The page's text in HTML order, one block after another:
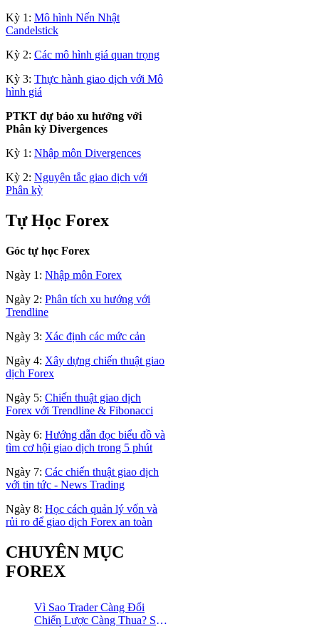
Kỳ 1: Mô hình Nến Nhật
Candelstick
Kỳ 2: Các mô hình giá quan trọng
Kỳ 3: Thực hành giao dịch với Mô
hình giá
PTKT dự báo xu hướng với
Phân kỳ Divergences
Kỳ 1: Nhập môn Divergences
Kỳ 2: Nguyên tắc giao dịch với
Phân kỳ
Tự Học Forex
Góc tự học Forex
Ngày 1: Nhập môn Forex
Ngày 2: Phân tích xu hướng với
Trendline
Ngày 3: Xác định các mức cản
Ngày 4: Xây dựng chiến thuật giao
dịch Forex
Ngày 5: Chiến thuật giao dịch
Forex với Trendline & Fibonacci
Ngày 6: Hướng dẫn đọc biểu đồ và
tìm cơ hội giao dịch trong 5 phút
Ngày 7: Các chiến thuật giao dịch
với tin tức - News Trading
Ngày 8: Học cách quản lý vốn và
rủi ro để giao dịch Forex an toàn
CHUYÊN MỤC
FOREX
Vì Sao Trader Càng Đổi
Chiến Lược Càng Thua? Sự